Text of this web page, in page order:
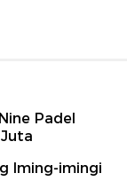
Padel
Iming-imingi